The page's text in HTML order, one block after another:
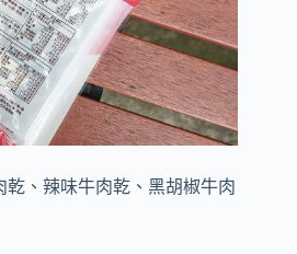
乾、辣味牛肉乾、黑胡椒牛肉